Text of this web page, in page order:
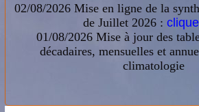
02/08/2026 Mise en ligne de la
de Juillet 2026 :
01/08/2026 Mise à jour des
décadaires, mensuelles et
climatologie